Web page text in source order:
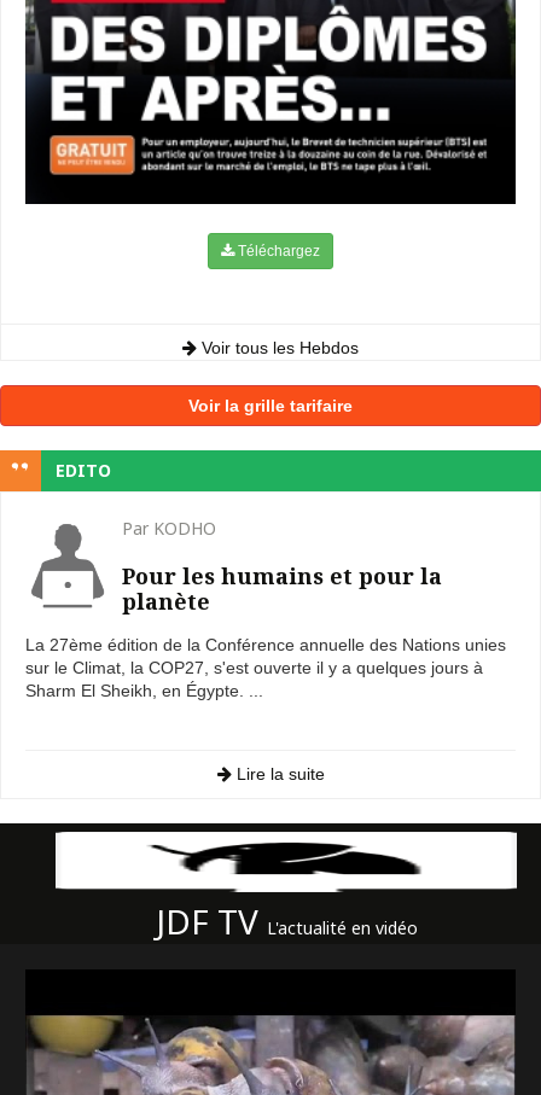
Téléchargez
Voir tous les Hebdos
Voir la grille tarifaire
EDITO
Par KODHO
Pour les humains et pour la
planète
La 27ème édition de la Conférence annuelle des Nations unies
sur le Climat, la COP27, s'est ouverte il y a quelques jours à
Sharm El Sheikh, en Égypte. ...
Lire la suite
JDF TV L'actualité en vidéo